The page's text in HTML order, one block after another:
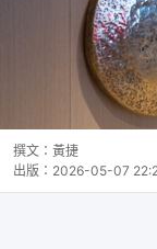
撰文： 黃捷
出版： 2026-05-07